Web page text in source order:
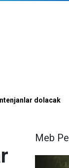
dolacak
Meb